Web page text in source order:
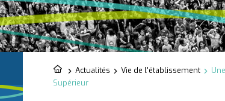
Retour
à
Actualités Vie de l'établissement
Supérieur